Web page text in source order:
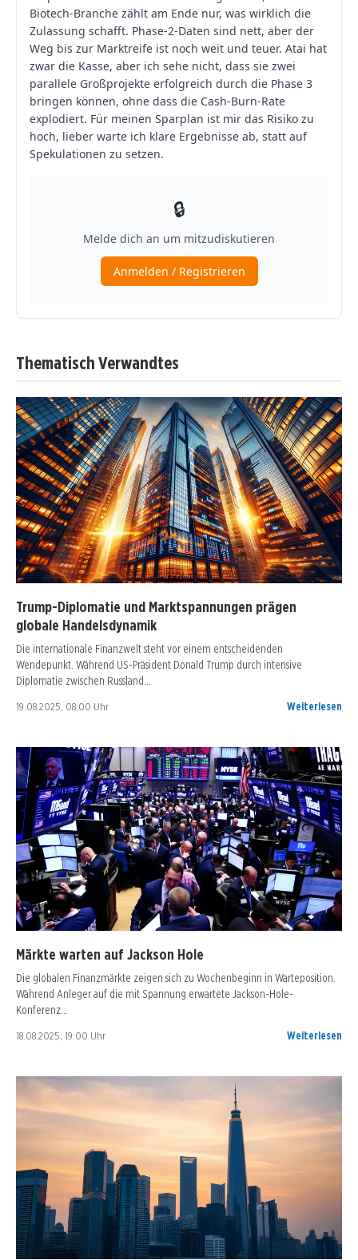
Thematisch Verwandtes
Trump-Diplomatie und Marktspannungen prägen
globale Handelsdynamik
Die internationale Finanzwelt steht vor einem entscheidenden
Wendepunkt. Während US-Präsident Donald Trump durch intensive
Diplomatie zwischen Russland…
19.08.2025, 08:00 Uhr Weiterlesen
Märkte warten auf Jackson Hole
Die globalen Finanzmärkte zeigen sich zu Wochenbeginn in Warteposition.
Während Anleger auf die mit Spannung erwartete Jackson-Hole-
Konferenz…
18.08.2025, 19:00 Uhr Weiterlesen